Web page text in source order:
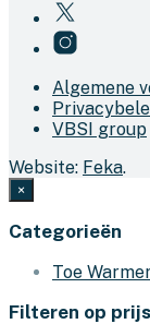
Algemene
VBSI group
Website: Feka.
×
Categorieën
Toe
Filteren op prijs